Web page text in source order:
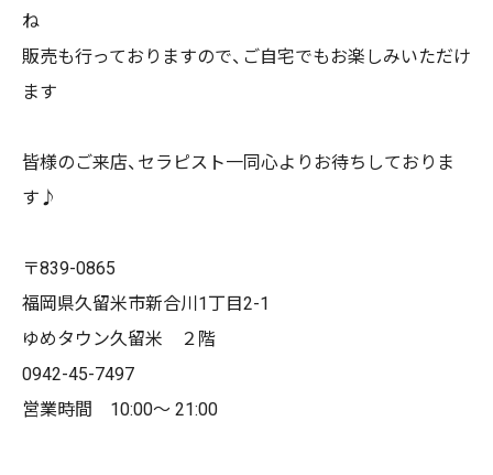
ね
販売も行っておりますので、ご自宅でもお楽しみいただけ
ます
皆様のご来店、セラピスト一同心よりお待ちしておりま
す♪
〒839-0865
福岡県久留米市新合川1丁目2-1
ゆめタウン久留米 ２階
0942-45-7497
営業時間 10:00～ 21:00